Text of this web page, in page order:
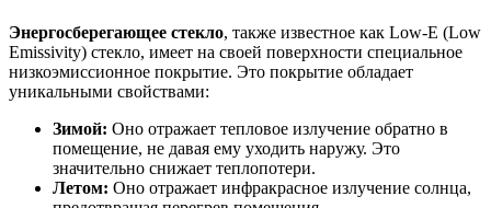
Энергосберегающее стекло, также известное как Low-E (Low
Emissivity) стекло, имеет на своей поверхности специальное
низкоэмиссионное покрытие. Это покрытие обладает
уникальными свойствами:
Зимой: Оно отражает тепловое излучение обратно в
помещение, не давая ему уходить наружу. Это
значительно снижает теплопотери.
Летом: Оно отражает инфракрасное излучение солнца,